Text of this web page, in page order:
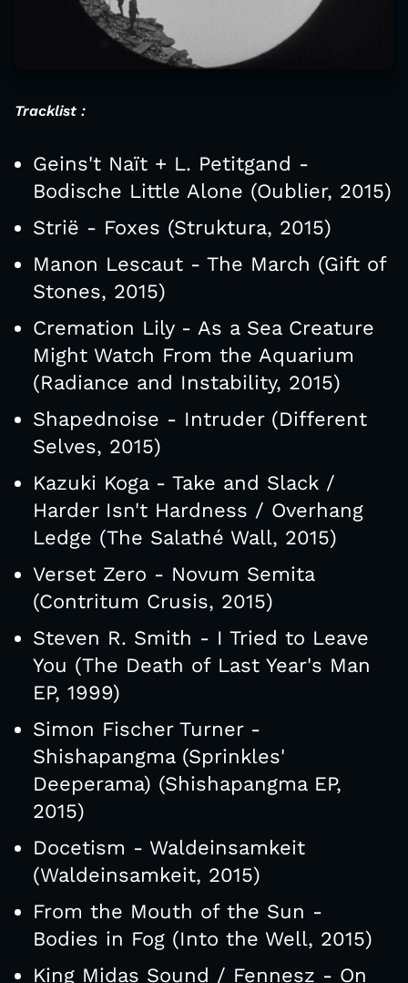
Tracklist :
Geins't Naït + L. Petitgand -
Bodische Little Alone (Oublier, 2015)
Strië - Foxes (Struktura, 2015)
Manon Lescaut - The March (Gift of
Stones, 2015)
Cremation Lily - As a Sea Creature
Might Watch From the Aquarium
(Radiance and Instability, 2015)
Shapednoise - Intruder (Different
Selves, 2015)
Kazuki Koga - Take and Slack /
Harder Isn't Hardness / Overhang
Ledge (The Salathé Wall, 2015)
Verset Zero - Novum Semita
(Contritum Crusis, 2015)
Steven R. Smith - I Tried to Leave
You (The Death of Last Year's Man
EP, 1999)
Simon Fischer Turner -
Shishapangma (Sprinkles'
Deeperama) (Shishapangma EP,
2015)
Docetism - Waldeinsamkeit
(Waldeinsamkeit, 2015)
From the Mouth of the Sun -
Bodies in Fog (Into the Well, 2015)
King Midas Sound / Fennesz - On